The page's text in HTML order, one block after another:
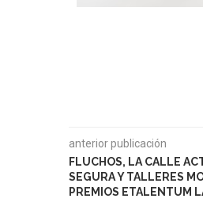
anterior publicación
FLUCHOS, LA CALLE
SEGURA Y TALLERES
PREMIOS ETALENTUM